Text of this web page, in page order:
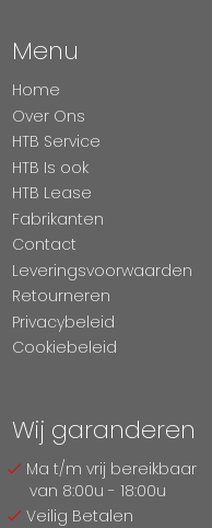
Menu
Home
Over Ons
HTB Service
HTB Is ook
HTB Lease
Fabrikanten
Contact
Leveringsvoorwaarden
Retourneren
Privacybeleid
Cookiebeleid
Wij garanderen
Ma t/m vrij bereikbaar
van 8:00u - 18:00u
Veilig Betalen